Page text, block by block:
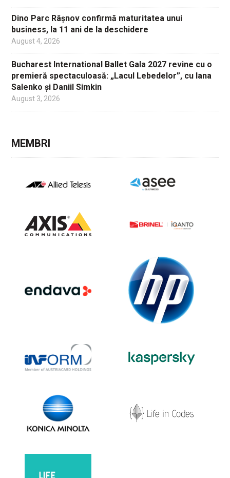
Dino Parc Râșnov confirmă maturitatea unui
business, la 11 ani de la deschidere
August 4, 2026
Bucharest International Ballet Gala 2027 revine cu o
premieră spectaculoasă: „Lacul Lebedelor”, cu Iana
Salenko și Daniil Simkin
August 3, 2026
MEMBRI